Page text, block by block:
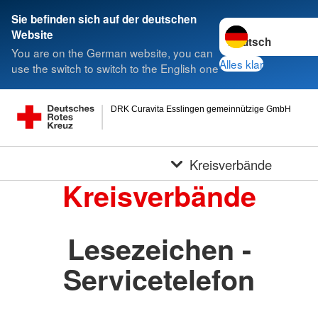
Sie befinden sich auf der deutschen
Website
You are on the German website, you can
use the switch to switch to the English one
Sprache wechseln
Alles klar
DRK Curavita Esslingen gemeinnützige GmbH
Kreisverbände
Kreisverbände
Lesezeichen -
Servicetelefon